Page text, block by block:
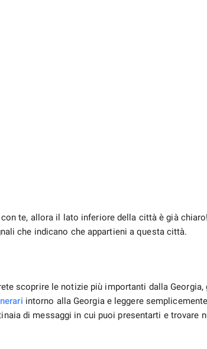
te, allora il lato inferiore della città è già
che indicano che appartieni a questa città.
scoprire le notizie più importanti dalla Georgia,
intorno alla Georgia e leggere
di messaggi in cui puoi presentarti e trovare